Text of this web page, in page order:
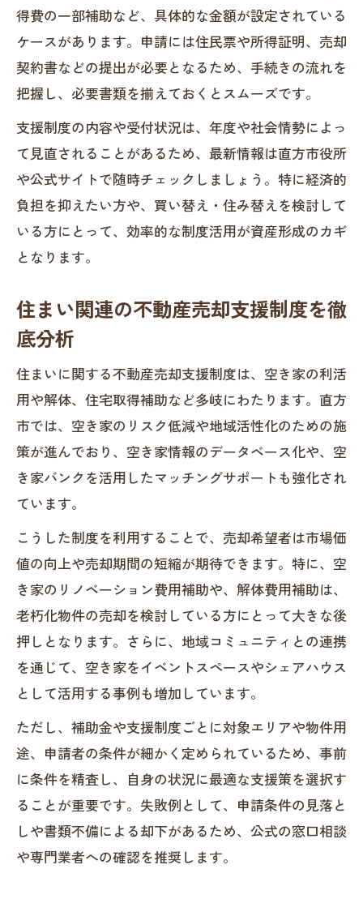
得費の一部補助など、具体的な金額が設定されている
ケースがあります。申請には住民票や所得証明、売却
契約書などの提出が必要となるため、手続きの流れを
把握し、必要書類を揃えておくとスムーズです。
支援制度の内容や受付状況は、年度や社会情勢によっ
て見直されることがあるため、最新情報は直方市役所
や公式サイトで随時チェックしましょう。特に経済的
負担を抑えたい方や、買い替え・住み替えを検討して
いる方にとって、効率的な制度活用が資産形成のカギ
となります。
住まい関連の不動産売却支援制度を徹
底分析
住まいに関する不動産売却支援制度は、空き家の利活
用や解体、住宅取得補助など多岐にわたります。直方
市では、空き家のリスク低減や地域活性化のための施
策が進んでおり、空き家情報のデータベース化や、空
き家バンクを活用したマッチングサポートも強化され
ています。
こうした制度を利用することで、売却希望者は市場価
値の向上や売却期間の短縮が期待できます。特に、空
き家のリノベーション費用補助や、解体費用補助は、
老朽化物件の売却を検討している方にとって大きな後
押しとなります。さらに、地域コミュニティとの連携
を通じて、空き家をイベントスペースやシェアハウス
として活用する事例も増加しています。
ただし、補助金や支援制度ごとに対象エリアや物件用
途、申請者の条件が細かく定められているため、事前
に条件を精査し、自身の状況に最適な支援策を選択す
ることが重要です。失敗例として、申請条件の見落と
しや書類不備による却下があるため、公式の窓口相談
や専門業者への確認を推奨します。